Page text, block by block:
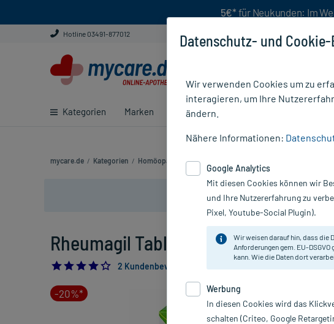
5€* für Neukunden: Im
Hotline 03491-877012
Kategorien Marken Ratgeber
mycare.de / Kategorien / Homöopathie / Komplexmittel
Nur für
Rheumagil Tabletten, 150 St
4.0
2 Kundenbewertungen*
-20%*
Datenschutz- und
Wir verwenden Cookies um zu
interagieren, um Ihre
ändern.
Nähere Informationen:
Google Analytics
Mit diesen Cookies können wir
und Ihre Nutzererfahrung zu
Pixel, Youtube-Social Plugin).
Wir weisen darauf hin, dass die
Anforderungen gem. EU-
kann. Wie die Daten dort
Werbung
In diesen Cookies wird das
schalten (Criteo, Google